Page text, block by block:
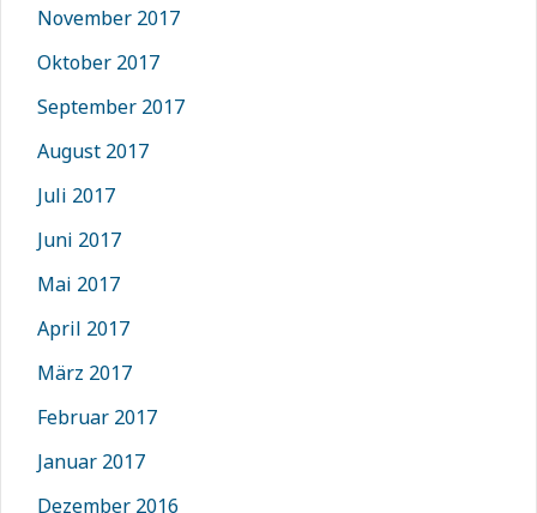
November 2017
Oktober 2017
September 2017
August 2017
Juli 2017
Juni 2017
Mai 2017
April 2017
März 2017
Februar 2017
Januar 2017
Dezember 2016